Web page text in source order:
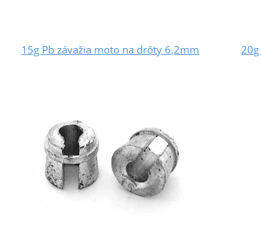
15g Pb závažia moto na drôty 6,2mm